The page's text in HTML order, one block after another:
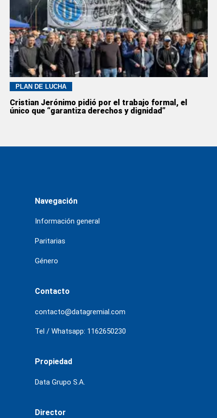
PLAN DE LUCHA
Cristian Jerónimo pidió por el trabajo formal, el
único que “garantiza derechos y dignidad”
Navegación
Información general
Paritarias
Género
Contacto
contacto@datagremial.com
Tel / Whatsapp: 1162650230
Propiedad
Data Grupo S.A.
Director